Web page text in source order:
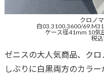
クロノ
白03.3100.3600/
ケース径41mm 10気
税
ゼニスの大人気商品、ク
しぶりに白黒両方のカラ